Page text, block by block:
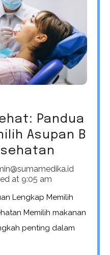
Pandua
Asupan B
at 9:05 am
Lengkap Memilih
Memilih makanan
penting dalam